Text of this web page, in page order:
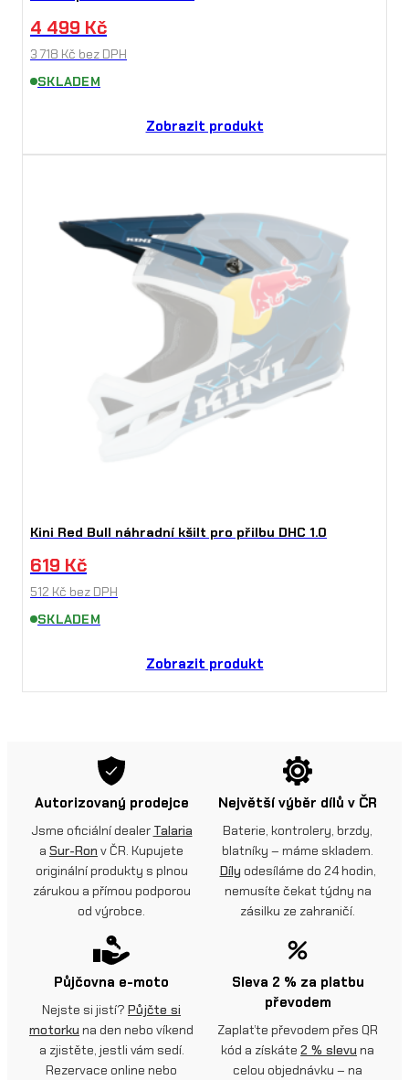
4 499 Kč
3 718 Kč bez DPH
SKLADEM
Zobrazit produkt
Kini Red Bull náhradní kšilt pro přilbu DHC 1.0
619 Kč
512 Kč bez DPH
SKLADEM
Zobrazit produkt
Autorizovaný prodejce
Jsme oficiální dealer Talaria
a Sur-Ron v ČR. Kupujete
originální produkty s plnou
zárukou a přímou podporou
od výrobce.
Největší výběr dílů v ČR
Baterie, kontrolery, brzdy,
blatníky – máme skladem.
Díly odesíláme do 24 hodin,
nemusíte čekat týdny na
zásilku ze zahraničí.
Půjčovna e-moto
Nejste si jistí? Půjčte si
motorku na den nebo víkend
a zjistěte, jestli vám sedí.
Rezervace online nebo
Sleva 2 % za platbu
převodem
Zaplaťte převodem přes QR
kód a získáte 2 % slevu na
celou objednávku – na